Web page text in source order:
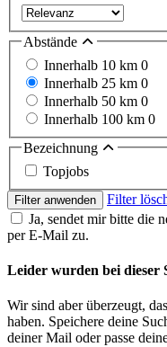
Abstände
Innerhalb 10 km 0
Innerhalb 25 km 0
Innerhalb 50 km 0
Innerhalb 100 km 0
Bezeichnung
Topjobs
Filter anwenden
Filter
Ja, sendet mir bitte die
per E-Mail zu.
Leider wurden bei dieser
Wir sind aber überzeugt,
haben. Speichere deine
deiner Mail oder passe